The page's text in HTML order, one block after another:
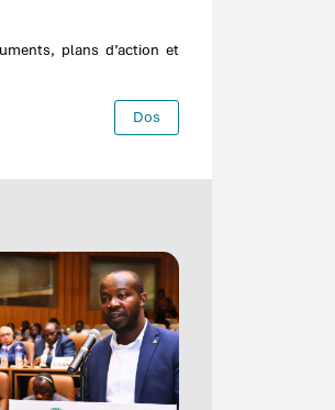
plans d’action et
Dos